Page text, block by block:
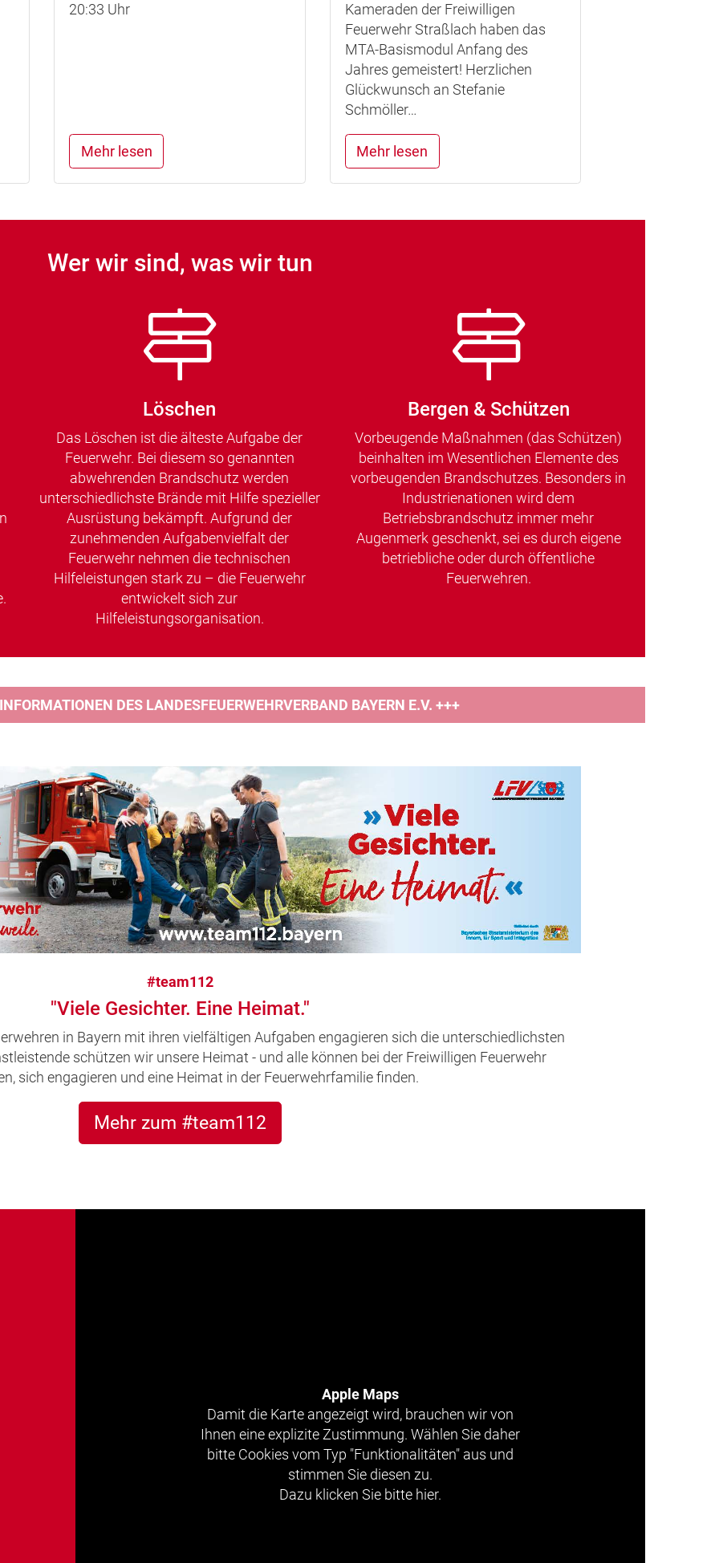
20:33 Uhr
Mehr lesen
Kameraden der Freiwilligen
Feuerwehr Straßlach haben das
MTA-Basismodul Anfang des
Jahres gemeistert! Herzlichen
Glückwunsch an Stefanie
Schmöller…
Mehr lesen
Wer wir sind, was wir tun
Löschen
Das Löschen ist die älteste Aufgabe der
Feuerwehr. Bei diesem so genannten
abwehrenden Brandschutz werden
unterschiedlichste Brände mit Hilfe spezieller
Ausrüstung bekämpft. Aufgrund der
zunehmenden Aufgabenvielfalt der
Feuerwehr nehmen die technischen
Hilfeleistungen stark zu – die Feuerwehr
entwickelt sich zur
Hilfeleistungsorganisation.
Bergen & Schützen
Vorbeugende Maßnahmen (das Schützen)
beinhalten im Wesentlichen Elemente des
vorbeugenden Brandschutzes. Besonders in
Industrienationen wird dem
Betriebsbrandschutz immer mehr
Augenmerk geschenkt, sei es durch eigene
betriebliche oder durch öffentliche
Feuerwehren.
DES LANDESFEUERWEHRVERBAND BAYERN E.V. +++
#team112
"Viele Gesichter. Eine Heimat."
in Bayern mit ihren vielfältigen Aufgaben engagieren sich die unterschiedlichsten
schützen wir unsere Heimat - und alle können bei der Freiwilligen Feuerwehr
sich engagieren und eine Heimat in der Feuerwehrfamilie finden.
Mehr zum #team112
Apple Maps
Damit die Karte angezeigt wird, brauchen wir von
Ihnen eine explizite Zustimmung. Wählen Sie daher
bitte Cookies vom Typ "Funktionalitäten" aus und
stimmen Sie diesen zu.
Dazu klicken Sie bitte hier.